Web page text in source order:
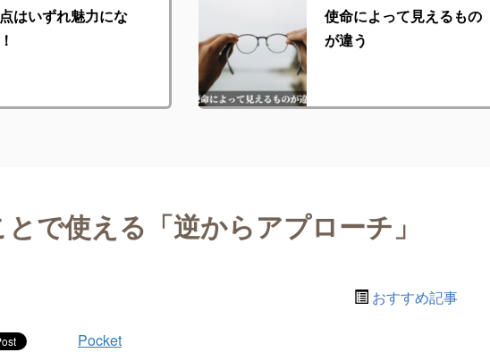
はいずれ魅力にな
使命によって見えるもの
が違う
で使える「逆からアプローチ」
おすすめ記事
Pocket